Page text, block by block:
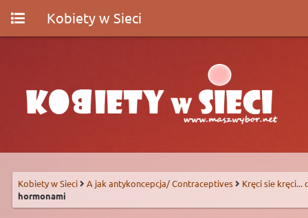
Kobiety w Sieci
Kobiety w Sieci A jak antykoncepcja/ Contraceptives
Kręci sie kręci...
hormonami